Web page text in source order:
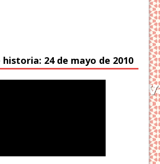
historia: 24 de mayo de 2010